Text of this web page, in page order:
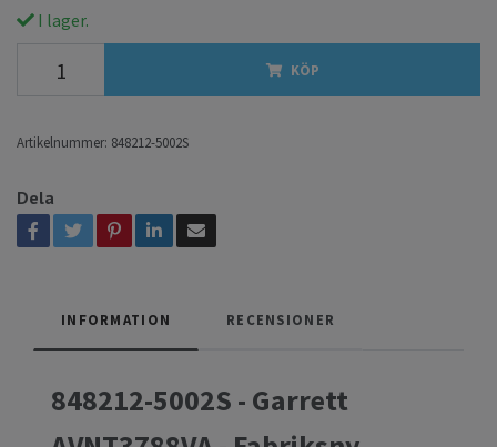
I lager.
KÖP
Artikelnummer: 848212-5002S
Dela
INFORMATION RECENSIONER
848212-5002S - Garrett